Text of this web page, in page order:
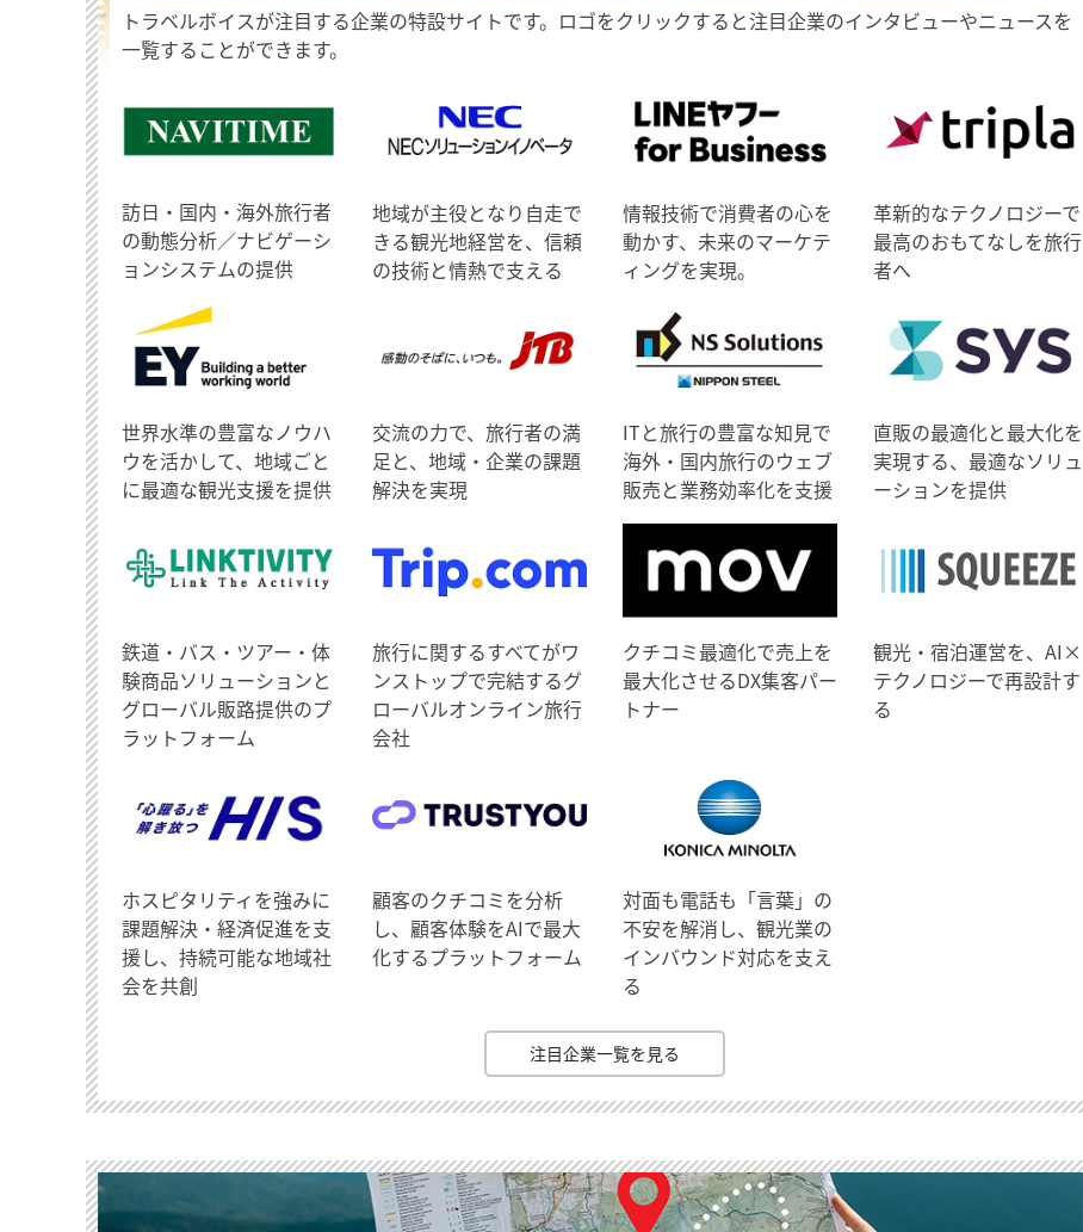
トラベルボイスが注目する企業の特設サイトです。ロゴをクリックすると注目企業のインタビューやニュースを
一覧することができます。
訪日・国内・海外旅行者
の動態分析／ナビゲーシ
ョンシステムの提供
地域が主役となり自走で
きる観光地経営を、信頼
の技術と情熱で支える
情報技術で消費者の心を
動かす、未来のマーケテ
ィングを実現。
革新的なテクノロジーで
最高のおもてなしを旅行
者へ
世界水準の豊富なノウハ
ウを活かして、地域ごと
に最適な観光支援を提供
交流の力で、旅行者の満
足と、地域・企業の課題
解決を実現
ITと旅行の豊富な知見で
海外・国内旅行のウェブ
販売と業務効率化を支援
直販の最適化と最大化を
実現する、最適なソリュ
ーションを提供
鉄道・バス・ツアー・体
験商品ソリューションと
グローバル販路提供のプ
ラットフォーム
旅行に関するすべてがワ
ンストップで完結するグ
ローバルオンライン旅行
会社
クチコミ最適化で売上を
最大化させるDX集客パー
トナー
観光・宿泊運営を、AI×
テクノロジーで再設計す
る
ホスピタリティを強みに
課題解決・経済促進を支
援し、持続可能な地域社
会を共創
顧客のクチコミを分析
し、顧客体験をAIで最大
化するプラットフォーム
対面も電話も「言葉」の
不安を解消し、観光業の
インバウンド対応を支え
る
注目企業一覧を見る